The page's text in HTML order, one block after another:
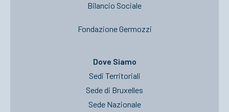
Bilancio Sociale
Fondazione Germozzi
Dove Siamo
Sedi Territoriali
Sede di Bruxelles
Sede Nazionale